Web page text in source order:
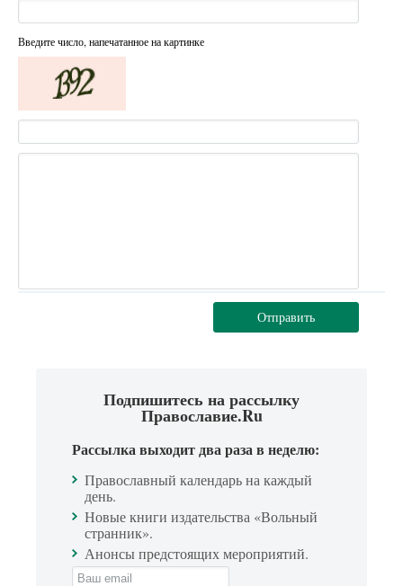
Введите число, напечатанное на картинке
Отправить
Подпишитесь на рассылку
Православие.Ru
Рассылка выходит два раза в неделю:
Православный календарь на каждый
день.
Новые книги издательства «Вольный
странник».
Анонсы предстоящих мероприятий.